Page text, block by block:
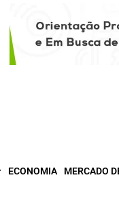
ECONOMIA MERCADO